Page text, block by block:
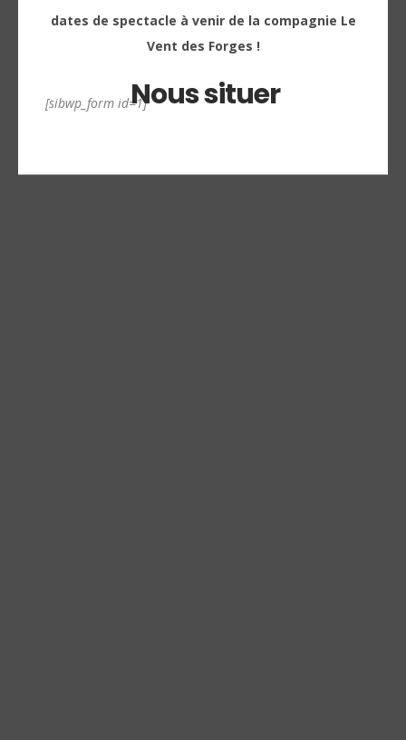
Nous situer
dates de spectacle à venir de la compagnie Le
Vent des Forges !
[sibwp_form id=1]